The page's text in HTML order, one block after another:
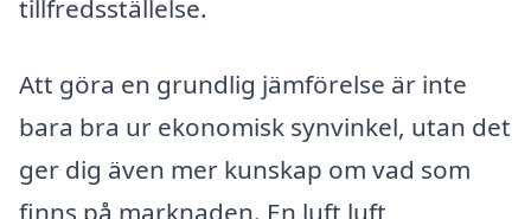
tillfredsställelse.
Att göra en grundlig jämförelse är inte
bara bra ur ekonomisk synvinkel, utan det
ger dig även mer kunskap om vad som
finns på marknaden. En luft luft